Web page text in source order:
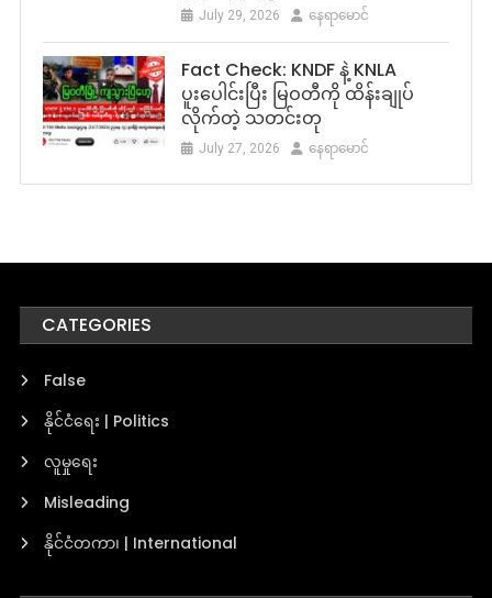
July 29, 2026 နေရာမောင်
Fact Check: KNDF နဲ့ KNLA
ပူးပေါင်းပြီး မြဝတီကို ထိန်းချုပ်
လိုက်တဲ့ သတင်းတု
July 27, 2026 နေရာမောင်
CATEGORIES
False
နိုင်ငံရေး | Politics
လူမှုရေး
Misleading
နိုင်ငံတကာ၊ | International